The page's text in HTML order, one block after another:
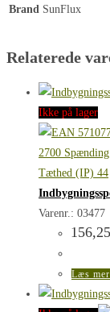
Brand SunFlux
Relaterede
Ikke på lager
Varenr.: 03477
156,25
Læs